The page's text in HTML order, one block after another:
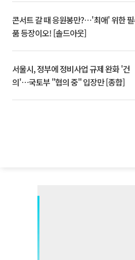
콘서트 갈 때 응원봉만?⋯'최애' 위한
품 등장이오! [솔드아웃]
서울시, 정부에 정비사업 규제 완화 '건
의'⋯국토부 "협의 중" 입장만 [종합]